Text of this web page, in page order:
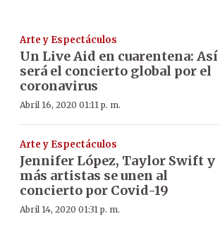
Arte y Espectáculos
Un Live Aid en cuarentena: Así
será el concierto global por el
coronavirus
Abril 16, 2020 01:11 p. m.
Arte y Espectáculos
Jennifer López, Taylor Swift y
más artistas se unen al
concierto por Covid-19
Abril 14, 2020 01:31 p. m.